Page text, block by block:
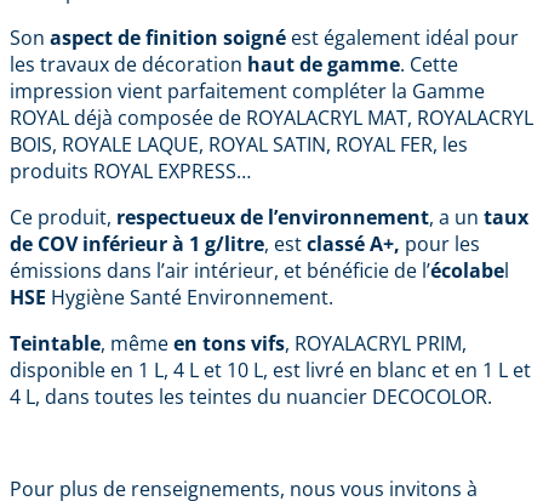
Son aspect de finition soigné est également idéal pour
les travaux de décoration haut de gamme. Cette
impression vient parfaitement compléter la Gamme
ROYAL déjà composée de ROYALACRYL MAT, ROYALACRYL
BOIS, ROYALE LAQUE, ROYAL SATIN, ROYAL FER, les
produits ROYAL EXPRESS…
Ce produit, respectueux de l’environnement, a un taux
de COV inférieur à 1 g/litre, estclassé A+, pour les
émissions dans l’air intérieur, et bénéficie de l’écolabel
HSE Hygiène Santé Environnement.
Teintable, mêmeen tons vifs, ROYALACRYL PRIM,
disponible en 1 L, 4 L et 10 L, est livré en blanc et en 1 L et
4 L, dans toutes les teintes du nuancier DECOCOLOR.
Pour plus de renseignements, nous vous invitons à